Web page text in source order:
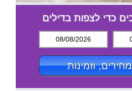
כדי לצפות בדילים
08/08/2026
וזמינות